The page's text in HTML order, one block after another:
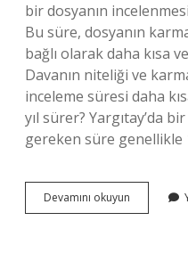
bir dosyanın
Bu süre, dosyanın
bağlı olarak daha kısa
Davanın niteliği ve
inceleme süresi daha
yıl sürer? Yargıtay’da
gereken süre genellikle
Devamını okuyun Yargıtay
Da